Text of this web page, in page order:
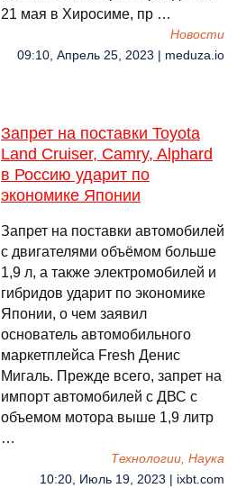
21 мая в Хиросиме, пр …
Новости
09:10, Апрель 25, 2023 | meduza.io
Запрет на поставки Toyota
Land Cruiser, Camry, Alphard
в Россию ударит по
экономике Японии
Запрет на поставки автомобилей
с двигателями объёмом больше
1,9 л, а также электромобилей и
гибридов ударит по экономике
Японии, о чем заявил
основатель автомобильного
маркетплейса Fresh Денис
Мигаль. Прежде всего, запрет на
импорт автомобилей с ДВС с
объемом мотора выше 1,9 литр
…
Технологии, Наука
10:20, Июль 19, 2023 | ixbt.com